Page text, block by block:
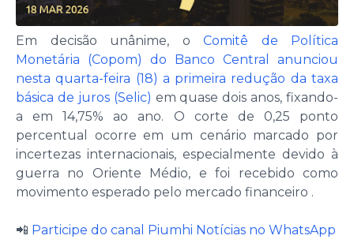
Em decisão unânime, o Comitê de Política
Monetária (Copom) do Banco Central anunciou
nesta quarta-feira (18) a primeira redução da taxa
básica de juros (Selic) em quase dois anos, fixando-
a em 14,75% ao ano. O corte de 0,25 ponto
percentual ocorre em um cenário marcado por
incertezas internacionais, especialmente devido à
guerra no Oriente Médio, e foi recebido como
movimento esperado pelo mercado financeiro .
📲 Participe do canal Piumhi Notícias no WhatsApp